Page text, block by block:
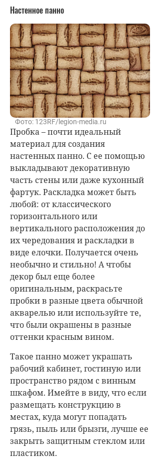
Настенное панно
Фото: 123RF/legion-media.ru
Пробка – почти идеальный
материал для создания
настенных панно. С ее помощью
выкладывают декоративную
часть стены или даже кухонный
фартук. Раскладка может быть
любой: от классического
горизонтального или
вертикального расположения до
их чередования и раскладки в
виде елочки. Получается очень
необычно и стильно! А чтобы
декор был еще более
оригинальным, раскрасьте
пробки в разные цвета обычной
акварелью или используйте те,
что были окрашены в разные
оттенки красным вином.
Такое панно может украшать
рабочий кабинет, гостиную или
пространство рядом с винным
шкафом. Имейте в виду, что если
размещать конструкцию в
местах, куда могут попадать
грязь, пыль или брызги, лучше ее
закрыть защитным стеклом или
пластиком.